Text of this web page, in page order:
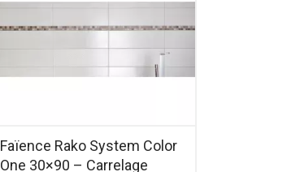
Faïence Rako System Color
One 30×90 – Carrelage